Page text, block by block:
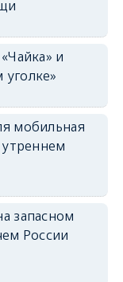
и
мобильная
запасном
России